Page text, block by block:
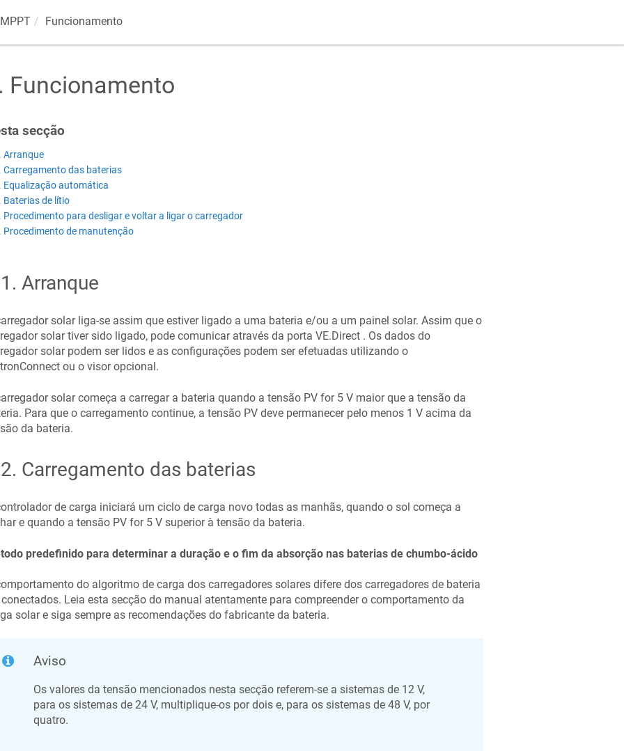
Funcionamento
Funcionamento
secção
Arranque
Carregamento das baterias
Equalização automática
Baterias de lítio
Procedimento para desligar e voltar a ligar o carregador
Procedimento de manutenção
. Arranque
solar liga-se assim que estiver ligado a uma bateria e/ou a um painel solar. Assim que o
solar tiver sido ligado, pode comunicar através da porta VE.Direct . Os dados do
solar podem ser lidos e as configurações podem ser efetuadas utilizando o
ou o visor opcional.
solar começa a carregar a bateria quando a tensão PV for 5 V maior que a tensão da
Para que o carregamento continue, a tensão PV deve permanecer pelo menos 1 V acima da
da bateria.
. Carregamento das baterias
de carga iniciará um ciclo de carga novo todas as manhãs, quando o sol começa a
e quando a tensão PV for 5 V superior à tensão da bateria.
predefinido para determinar a duração e o fim da absorção nas baterias de chumbo-ácido
do algoritmo de carga dos carregadores solares difere dos carregadores de bateria
conectados. Leia esta secção do manual atentamente para compreender o comportamento da
solar e siga sempre as recomendações do fabricante da bateria.
Aviso
Os valores da tensão mencionados nesta secção referem-se a sistemas de 12 V,
para os sistemas de 24 V, multiplique-os por dois e, para os sistemas de 48 V, por
quatro.